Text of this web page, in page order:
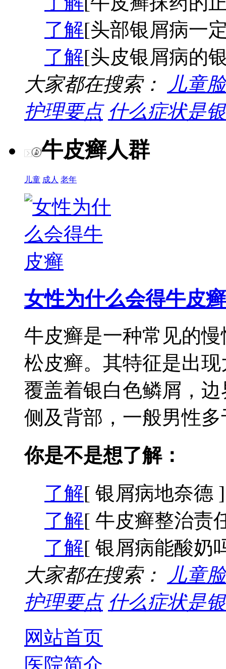
了解[头部银屑病一
了解[头皮银屑病的
大家都在搜索：
儿童
护理要点 什么症状是
牛皮癣人群
儿童 成人 老年
女性为什么会得牛皮癣
牛皮癣是一种常见的
松皮癣。其特征是出
覆盖着银白色鳞屑，
侧及背部，一般男性
你是不是想了解：
了解[ 银屑病地奈德 ]
了解[ 牛皮癣整治责
了解[ 银屑病能酸奶
大家都在搜索：
儿童
护理要点 什么症状是
网站首页